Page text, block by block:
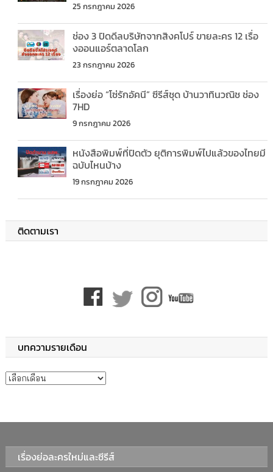
25 กรกฎาคม 2026
ช่อง 3 ปิดดีลบริษัทจากสิงคโปร์ ขายละคร 12 เรื่อ
งออนแอร์ตลาดโลก
23 กรกฎาคม 2026
เรื่องย่อ “โซ่รักอัคนี” ซีรีส์ชุด บ้านวาทินวณิช ช่อง
7HD
9 กรกฎาคม 2026
หนังสือพิมพ์ที่ปิดตัว ยุติการพิมพ์ไปแล้วของไทยมี
ฉบับไหนบ้าง
19 กรกฎาคม 2026
ติดตามเรา
บทความรายเดือน
บทความรายเดือน
เรื่องย่อละครใหม่และซีรีส์